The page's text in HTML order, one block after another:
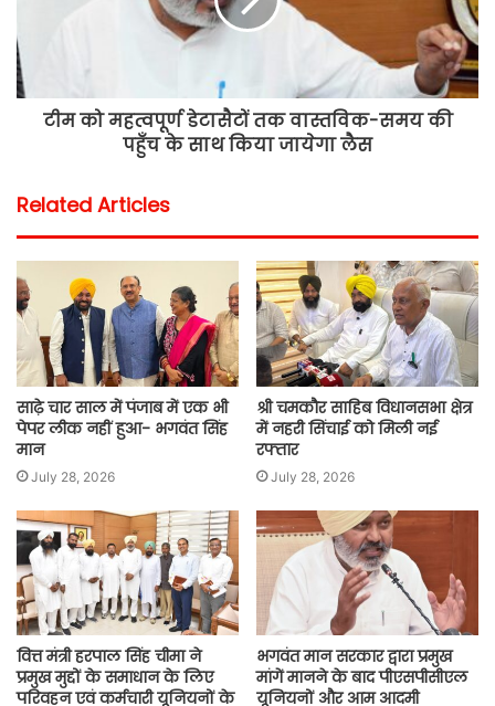
टीम को महत्वपूर्ण डेटासैटों तक वास्तविक-समय की
पहुँच के साथ किया जायेगा लैस
Related Articles
साढ़े चार साल में पंजाब में एक भी
पेपर लीक नहीं हुआ- भगवंत सिंह
मान
July 28, 2026
श्री चमकौर साहिब विधानसभा क्षेत्र
में नहरी सिंचाई को मिली नई
रफ्तार
July 28, 2026
वित्त मंत्री हरपाल सिंह चीमा ने
प्रमुख मुद्दों के समाधान के लिए
परिवहन एवं कर्मचारी यूनियनों के
भगवंत मान सरकार द्वारा प्रमुख
मांगें मानने के बाद पीएसपीसीएल
यूनियनों और आम आदमी